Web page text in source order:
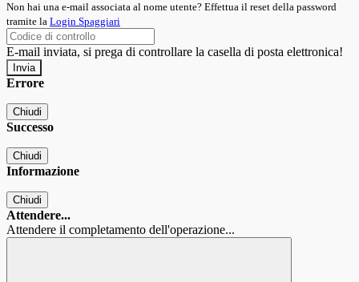
Non hai una e-mail associata al nome utente? Effettua il reset della password
tramite la Login Spaggiari
E-mail inviata, si prega di controllare la casella di posta elettronica!
Errore
Chiudi
Successo
Chiudi
Informazione
Chiudi
Attendere...
Attendere il completamento dell'operazione...